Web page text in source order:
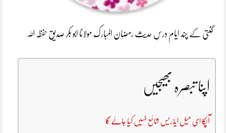
گنتی کے چند ایام درسِ حدیث رمضان المبارک مولانا ابو بکر صدیق حفظہ اللہ
اپنا تبصرہ بھیجیں
آپکا ای میل ایڈریس شائع نہیں کیا جائے گا